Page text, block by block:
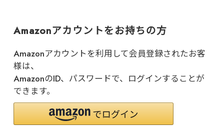
Amazonアカウントをお持ちの方
Amazonアカウントを利用して会員登録されたお客
様は、
AmazonのID、パスワードで、ログインすることが
できます。